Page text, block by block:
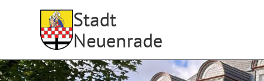
Stadt
Neuenrade